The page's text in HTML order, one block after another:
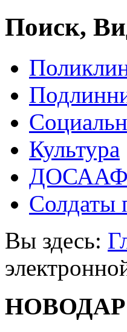
Поиск,
Культура
ДОСААФ
Солдаты
Вы здесь:
НОВОДАР